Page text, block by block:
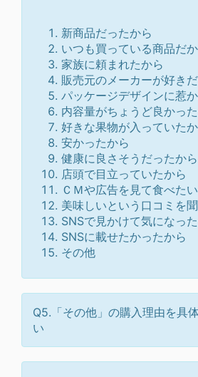
新商品だったから
いつも買っている商品だ
家族に頼まれたから
販売元のメーカーが好き
パッケージデザインに惹
内容量がちょうど良かっ
好きな果物が入っていた
安かったから
健康に良さそうだったから
店頭で目立っていたから
ＣＭや広告を見て食べた
美味しいという口コミを
SNSで見かけて気になっ
SNSに載せたかったから
その他
Q5.「その他」の購入理由を具
い